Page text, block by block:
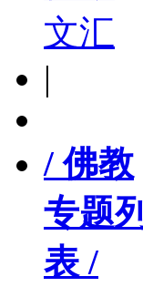
文汇
|
/ 佛教
专题列
表 /